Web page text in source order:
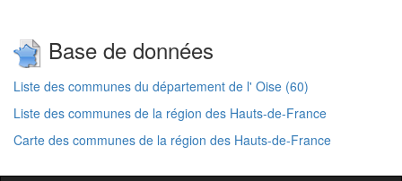
Base de données
Liste des communes du département de l' Oise (60)
Liste des communes de la région des Hauts-de-France
Carte des communes de la région des Hauts-de-France